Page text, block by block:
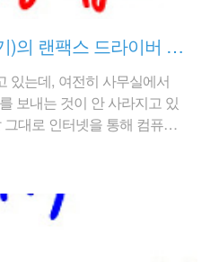
[랜팩스] 복사기(복합기)의 랜팩스 드라이버 설치 및 팩스 보내는 방법-LAN FAX/전자팩스
있는데, 여전히 사무실에서
보내는 것이 안 사라지고 있
대로 인터넷을 통해 컴퓨터
캔을 해서 컴퓨터 파일로 만
인으로 팩스를 주고 받는
로 존재하는 것들도 일부러